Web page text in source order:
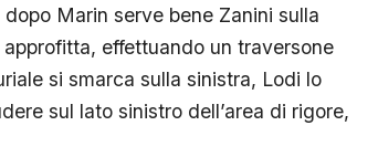
Marin serve bene Zanini sulla
effettuando un traversone
si smarca sulla sinistra, Lodi lo
sul lato sinistro dell’area di rigore,